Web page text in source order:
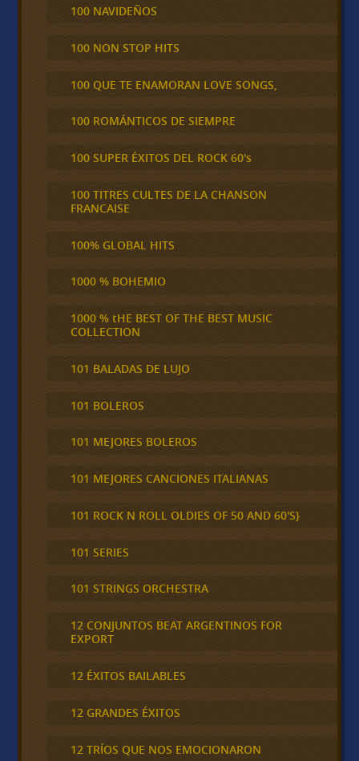
100 NAVIDEÑOS
100 NON STOP HITS
100 QUE TE ENAMORAN LOVE SONGS,
100 ROMÁNTICOS DE SIEMPRE
100 SUPER ÉXITOS DEL ROCK 60's
100 TITRES CULTES DE LA CHANSON
FRANCAISE
100% GLOBAL HITS
1000 % BOHEMIO
1000 % tHE BEST OF THE BEST MUSIC
COLLECTION
101 BALADAS DE LUJO
101 BOLEROS
101 MEJORES BOLEROS
101 MEJORES CANCIONES ITALIANAS
101 ROCK N ROLL OLDIES OF 50 AND 60'S}
101 SERIES
101 STRINGS ORCHESTRA
12 CONJUNTOS BEAT ARGENTINOS FOR
EXPORT
12 ÉXITOS BAILABLES
12 GRANDES ÉXITOS
12 TRÍOS QUE NOS EMOCIONARON